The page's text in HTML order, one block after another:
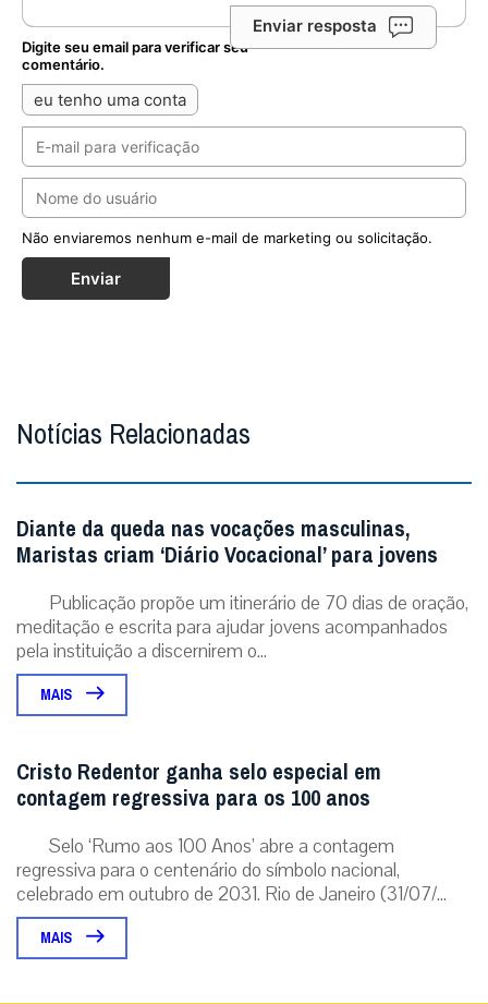
Enviar resposta
Digite seu email para verificar seu
comentário.
eu tenho uma conta
Não enviaremos nenhum e-mail de marketing ou solicitação.
Enviar
Notícias Relacionadas
Diante da queda nas vocações masculinas,
Maristas criam ‘Diário Vocacional’ para jovens
Publicação propõe um itinerário de 70 dias de oração,
meditação e escrita para ajudar jovens acompanhados
pela instituição a discernirem o...
MAIS
Cristo Redentor ganha selo especial em
contagem regressiva para os 100 anos
Selo ‘Rumo aos 100 Anos’ abre a contagem
regressiva para o centenário do símbolo nacional,
celebrado em outubro de 2031. Rio de Janeiro (31/07/...
MAIS